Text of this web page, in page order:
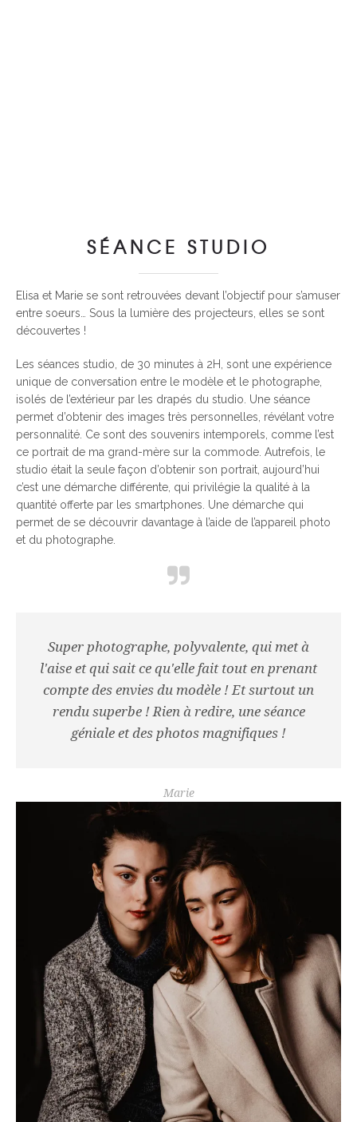
SÉANCE STUDIO
Elisa et Marie se sont retrouvées devant l’objectif pour s’amuser
entre soeurs… Sous la lumière des projecteurs, elles se sont
découvertes !
Les séances studio, de 30 minutes à 2H, sont une expérience
unique de conversation entre le modèle et le photographe,
isolés de l’extérieur par les drapés du studio. Une séance
permet d’obtenir des images très personnelles, révélant votre
personnalité. Ce sont des souvenirs intemporels, comme l’est
ce portrait de ma grand-mère sur la commode. Autrefois, le
studio était la seule façon d’obtenir son portrait, aujourd’hui
c’est une démarche différente, qui privilégie la qualité à la
quantité offerte par les smartphones. Une démarche qui
permet de se découvrir davantage à l’aide de l’appareil photo
et du photographe.
Super photographe, polyvalente, qui met à
l'aise et qui sait ce qu'elle fait tout en prenant
compte des envies du modèle ! Et surtout un
rendu superbe ! Rien à redire, une séance
géniale et des photos magnifiques !
Marie